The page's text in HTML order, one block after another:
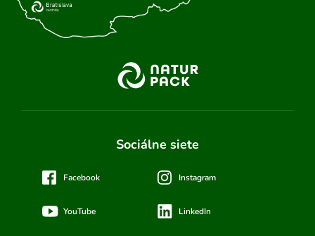
Sociálne siete
Facebook Instagram
YouTube LinkedIn